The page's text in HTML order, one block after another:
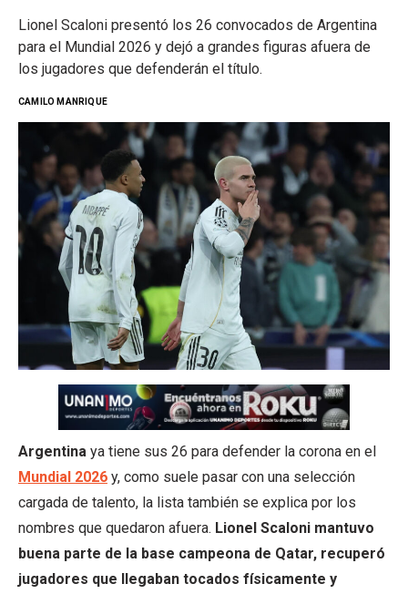
Lionel Scaloni presentó los 26 convocados de Argentina
para el Mundial 2026 y dejó a grandes figuras afuera de
los jugadores que defenderán el título.
CAMILO MANRIQUE
Argentina ya tiene sus 26 para defender la corona en el
Mundial 2026 y, como suele pasar con una selección
cargada de talento, la lista también se explica por los
nombres que quedaron afuera. Lionel Scaloni mantuvo
buena parte de la base campeona de Qatar, recuperó
jugadores que llegaban tocados físicamente y